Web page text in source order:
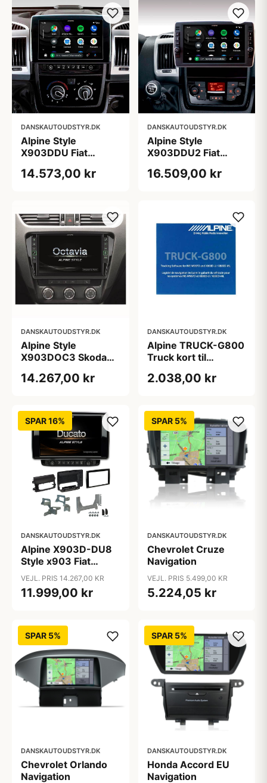
DANSKAUTOUDSTYR.DK
Alpine Style
X903DDU Fiat
Multimedia
14.573,00 kr
DANSKAUTOUDSTYR.DK
Alpine Style
X903DDU2 Fiat
Premium Multimedia
16.509,00 kr
DANSKAUTOUDSTYR.DK
Alpine Style
X903DOC3 Skoda
Navigation
14.267,00 kr
DANSKAUTOUDSTYR.DK
Alpine TRUCK-G800
Truck kort til
2.038,00 kr
SPAR 16%
DANSKAUTOUDSTYR.DK
Alpine X903D-DU8
Style x903 Fiat
Ducato 8, 2022-
VEJL. PRIS 14.267,00 KR
11.999,00 kr
SPAR 5%
DANSKAUTOUDSTYR.DK
Chevrolet Cruze
Navigation
VEJL. PRIS 5.499,00 KR
5.224,05 kr
SPAR 5%
DANSKAUTOUDSTYR.DK
Chevrolet Orlando
Navigation
SPAR 5%
DANSKAUTOUDSTYR.DK
Honda Accord EU
Navigation